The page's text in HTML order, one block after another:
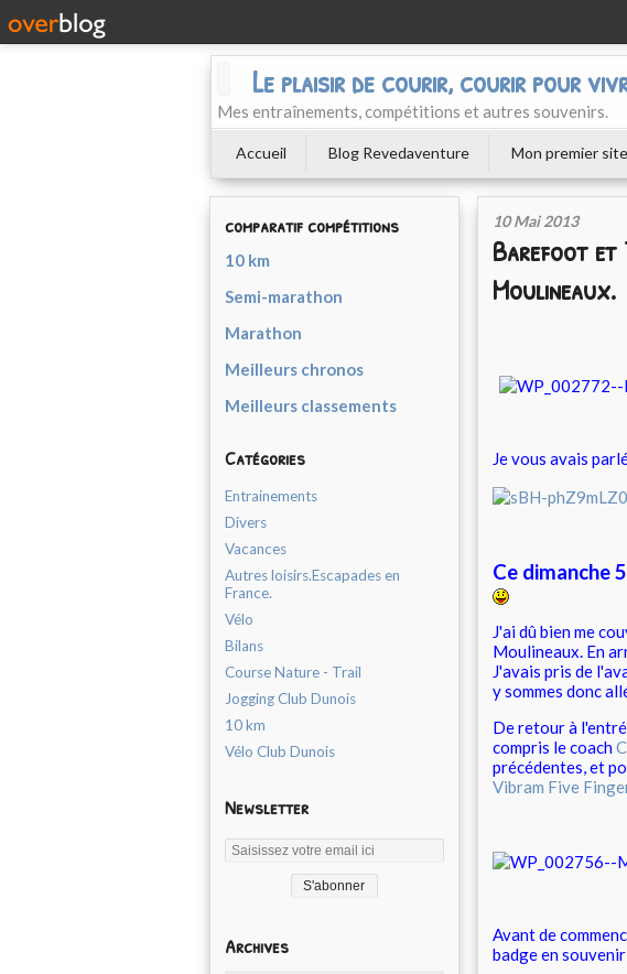
Le plaisir de courir, courir pour
Mes entraînements, compétitions et autres souvenirs.
Accueil Blog Revedaventure Mon premier
comparatif compétitions
10 km
Semi-marathon
Marathon
Meilleurs chronos
Meilleurs classements
Catégories
Entrainements
Divers
Vacances
Autres loisirs.Escapades en
France.
Vélo
Bilans
Course Nature - Trail
Jogging Club Dunois
10 km
Vélo Club Dunois
Newsletter
Archives
10 Mai 2013
Barefoot et
Moulineaux.
Je vous avais
Ce dimanche
J'ai dû bien me
Moulineaux. En
J'avais pris de
y sommes donc
De retour à
compris le coach
précédentes, et
Vibram Five
Avant de
badge en